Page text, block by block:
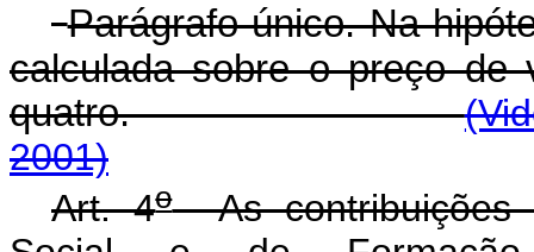
Parágrafo único. Na
calculada sobre o preço de
quatro.
2001)
Art. 4oAs contribuições